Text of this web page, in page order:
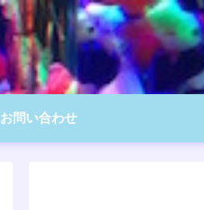
お問い合わせ